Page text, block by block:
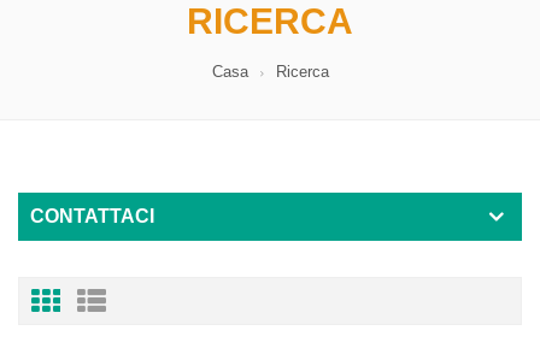
RICERCA
Casa Ricerca
CONTATTACI